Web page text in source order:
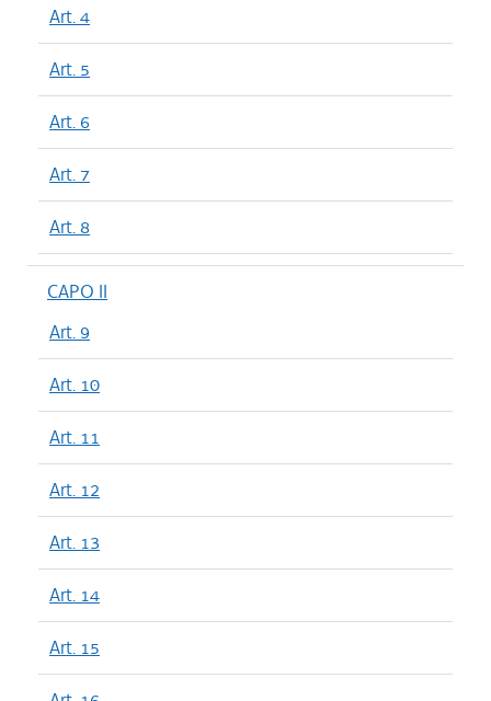
Art. 4
Art. 5
Art. 6
Art. 7
Art. 8
CAPO II
Art. 9
Art. 10
Art. 11
Art. 12
Art. 13
Art. 14
Art. 15